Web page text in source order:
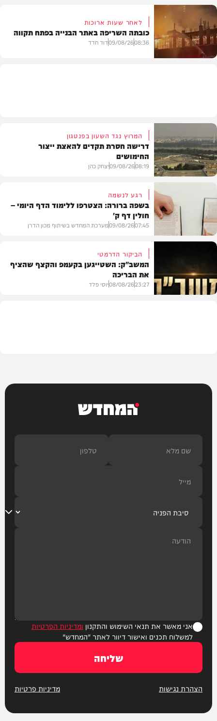
חדשות
לאחר שעות ארוכות
כובתה השריפה באתר הבנייה בפתח תקווה
08:36
09/08/26דוד חדד
חדשות
המרוץ נגד השעון בפנטגון
דרישה חסרת תקדים להאצת ייצור
החימושים
08:19
09/08/26יצחק כהן
בית המדרש
רגע לנשמה
בשפה ברורה: הצטרפו ללימוד הדף היומי –
חולין דף ק'
07:45
09/08/26מערכת המחדש בשיתוף מכון הדרן
הביקור הדרמטי
המשב"ק: השטייגען בקעמפ והקצף שהציף
את הבריכה
23:27
08/08/26יוסי פלד
המחדש
אני מאשר את תנאי השימוש והתקנון ומדיניות הפרטיות
למשלוח תכנים ואישור דיוור לאתר "המחדש"
שליחה
הצהרת נגישות מדיניות פרטיות